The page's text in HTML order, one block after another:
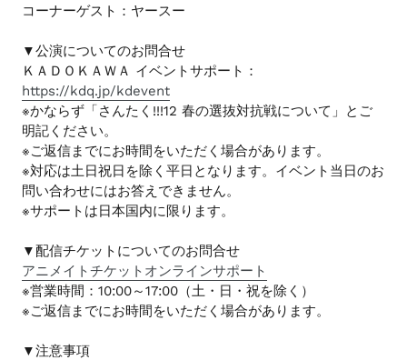
コーナーゲスト：ヤースー
▼公演についてのお問合せ
ＫＡＤＯＫＡＷＡ イベントサポート：
https://kdq.jp/kdevent
※かならず「さんたく!!!12 春の選抜対抗戦について」とご
明記ください。
※ご返信までにお時間をいただく場合があります。
※対応は土日祝日を除く平日となります。イベント当日のお
問い合わせにはお答えできません。
※サポートは日本国内に限ります。
▼配信チケットについてのお問合せ
アニメイトチケットオンラインサポート
※営業時間：10:00～17:00（土・日・祝を除く）
※ご返信までにお時間をいただく場合があります。
▼注意事項